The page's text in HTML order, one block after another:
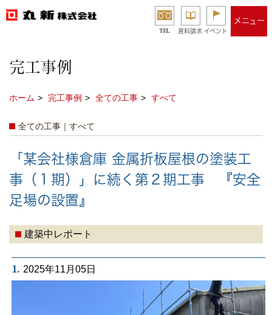
TEL 資料請求 イベント
メニュー
完工事例
ホーム 完工事例 全ての工事 すべて
全ての工事｜すべて
「某会社様倉庫 金属折板屋根の塗装工
事（１期）」に続く第２期工事 『安全
足場の設置』
建築中レポート
1. 2025年11月05日